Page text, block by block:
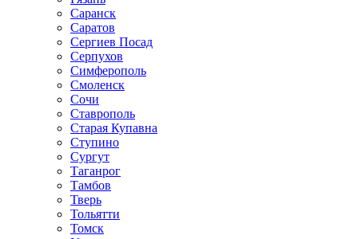
Саранск
Саратов
Сергиев Посад
Серпухов
Симферополь
Смоленск
Сочи
Ставрополь
Старая Купавна
Ступино
Сургут
Таганрог
Тамбов
Тверь
Тольятти
Томск